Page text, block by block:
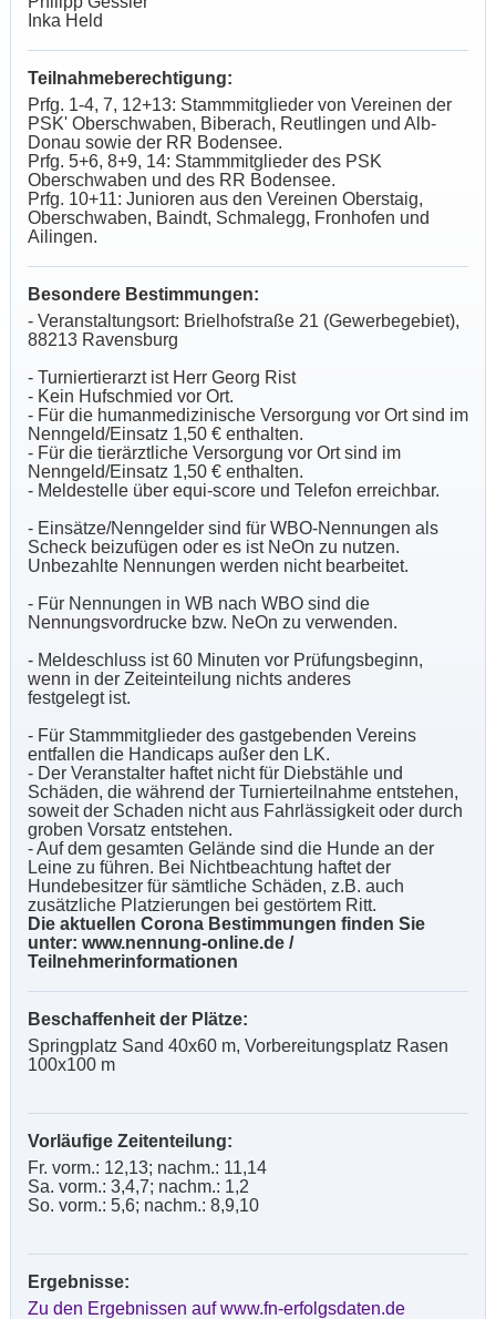
Inka Held
Teilnahmeberechtigung:
Prfg. 1-4, 7, 12+13: Stammmitglieder von Vereinen der
PSK' Oberschwaben, Biberach, Reutlingen und Alb-
Donau sowie der RR Bodensee.
Prfg. 5+6, 8+9, 14: Stammmitglieder des PSK
Oberschwaben und des RR Bodensee.
Prfg. 10+11: Junioren aus den Vereinen Oberstaig,
Oberschwaben, Baindt, Schmalegg, Fronhofen und
Ailingen.
Besondere Bestimmungen:
- Veranstaltungsort: Brielhofstraße 21 (Gewerbegebiet),
88213 Ravensburg
- Turniertierarzt ist Herr Georg Rist
- Kein Hufschmied vor Ort.
- Für die humanmedizinische Versorgung vor Ort sind im
Nenngeld/Einsatz 1,50 € enthalten.
- Für die tierärztliche Versorgung vor Ort sind im
Nenngeld/Einsatz 1,50 € enthalten.
- Meldestelle über equi-score und Telefon erreichbar.
- Einsätze/Nenngelder sind für WBO-Nennungen als
Scheck beizufügen oder es ist NeOn zu nutzen.
Unbezahlte Nennungen werden nicht bearbeitet.
- Für Nennungen in WB nach WBO sind die
Nennungsvordrucke bzw. NeOn zu verwenden.
- Meldeschluss ist 60 Minuten vor Prüfungsbeginn,
wenn in der Zeiteinteilung nichts anderes
festgelegt ist.
- Für Stammmitglieder des gastgebenden Vereins
entfallen die Handicaps außer den LK.
- Der Veranstalter haftet nicht für Diebstähle und
Schäden, die während der Turnierteilnahme entstehen,
soweit der Schaden nicht aus Fahrlässigkeit oder durch
groben Vorsatz entstehen.
- Auf dem gesamten Gelände sind die Hunde an der
Leine zu führen. Bei Nichtbeachtung haftet der
Hundebesitzer für sämtliche Schäden, z.B. auch
zusätzliche Platzierungen bei gestörtem Ritt.
Die aktuellen Corona Bestimmungen finden Sie
unter: www.nennung-online.de /
Teilnehmerinformationen
Beschaffenheit der Plätze:
Springplatz Sand 40x60 m, Vorbereitungsplatz Rasen
100x100 m
Vorläufige Zeitenteilung:
Fr. vorm.: 12,13; nachm.: 11,14
Sa. vorm.: 3,4,7; nachm.: 1,2
So. vorm.: 5,6; nachm.: 8,9,10
Ergebnisse:
Zu den Ergebnissen auf www.fn-erfolgsdaten.de